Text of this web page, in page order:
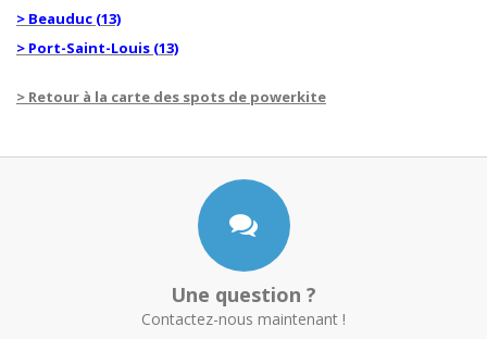
> Beauduc (13)
> Port-Saint-Louis (13)
> Retour à la carte des spots de powerkite
Une question ?
Contactez-nous maintenant !